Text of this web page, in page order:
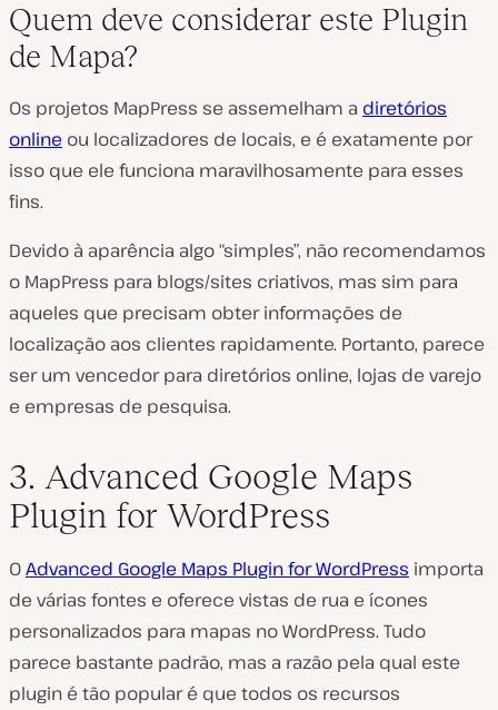
Quem deve considerar este Plugin
de Mapa?
Os projetos MapPress se assemelham a diretórios
online ou localizadores de locais, e é exatamente por
isso que ele funciona maravilhosamente para esses
fins.
Devido à aparência algo “simples”, não recomendamos
o MapPress para blogs/sites criativos, mas sim para
aqueles que precisam obter informações de
localização aos clientes rapidamente. Portanto, parece
ser um vencedor para diretórios online, lojas de varejo
e empresas de pesquisa.
3. Advanced Google Maps
Plugin for WordPress
OAdvanced Google Maps Plugin for WordPress importa
de várias fontes e oferece vistas de rua e ícones
personalizados para mapas no WordPress. Tudo
parece bastante padrão, mas a razão pela qual este
plugin é tão popular é que todos os recursos